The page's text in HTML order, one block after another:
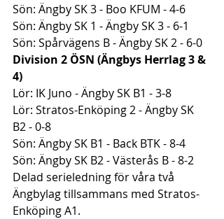
Sön: Ängby SK 3 - Boo KFUM - 4-6
Sön: Ängby SK 1 - Ängby SK 3 - 6-1
Sön: Spårvägens B - Ängby SK 2 - 6-0
Division 2 ÖSN (Ängbys Herrlag 3 &
4)
Lör: IK Juno - Ängby SK B1 - 3-8
Lör: Stratos-Enköping 2 - Ängby SK
B2 - 0-8
Sön: Ängby SK B1 - Back BTK - 8-4
Sön: Ängby SK B2 - Västerås B - 8-2
Delad serieledning för våra två
Ängbylag tillsammans med Stratos-
Enköping A1.